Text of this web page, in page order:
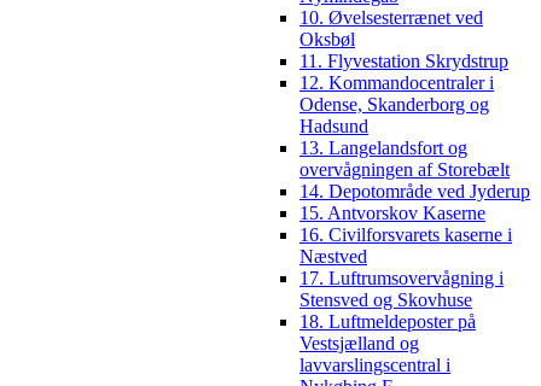
10. Øvelsesterrænet ved
Oksbøl
11. Flyvestation Skrydstrup
12. Kommandocentraler i
Odense, Skanderborg og
Hadsund
13. Langelandsfort og
overvågningen af Storebælt
14. Depotområde ved Jyderup
15. Antvorskov Kaserne
16. Civilforsvarets kaserne i
Næstved
17. Luftrumsovervågning i
Stensved og Skovhuse
18. Luftmeldeposter på
Vestsjælland og
lavvarslingscentral i